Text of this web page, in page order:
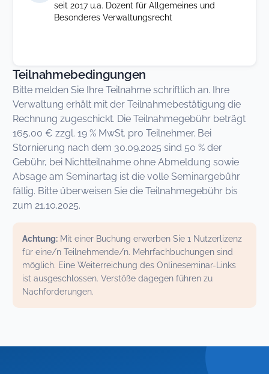
seit 2017 u.a. Dozent für Allgemeines und
Besonderes Verwaltungsrecht
Teilnahmebedingungen
Bitte melden Sie Ihre Teilnahme schriftlich an. Ihre
Verwaltung erhält mit der Teilnahmebestätigung die
Rechnung zugeschickt. Die Teilnahmegebühr beträgt
165,00 € zzgl. 19 % MwSt. pro Teilnehmer. Bei
Stornierung nach dem 30.09.2025 sind 50 % der
Gebühr, bei Nichtteilnahme ohne Abmeldung sowie
Absage am Seminartag ist die volle Seminargebühr
fällig. Bitte überweisen Sie die Teilnahmegebühr bis
zum 21.10.2025.
Achtung: Mit einer Buchung erwerben Sie 1 Nutzerlizenz
für eine/n Teilnehmende/n. Mehrfachbuchungen sind
möglich. Eine Weiterreichung des Onlineseminar-Links
ist ausgeschlossen. Verstöße dagegen führen zu
Nachforderungen.